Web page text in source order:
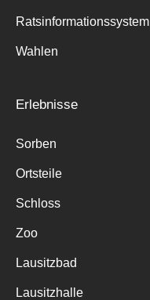
Ratsinformationssystem
Wahlen
Erlebnisse
Sorben
Ortsteile
Schloss
Zoo
Lausitzbad
Lausitzhalle